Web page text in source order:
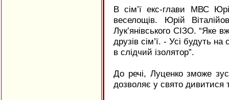
В сім’ї екс-глави МВС
веселощів. Юрій
Лук’янівського СІЗО. “Яке
друзів сім’ї. - Усі будуть
в слідчий ізолятор”.
До речі, Луценко зможе
дозволяє у свято дивитися